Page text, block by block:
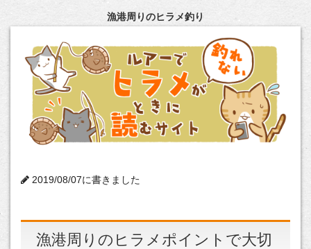
漁港周りのヒラメ釣り
2019/08/07に書きました
漁港周りのヒラメポイントで大切